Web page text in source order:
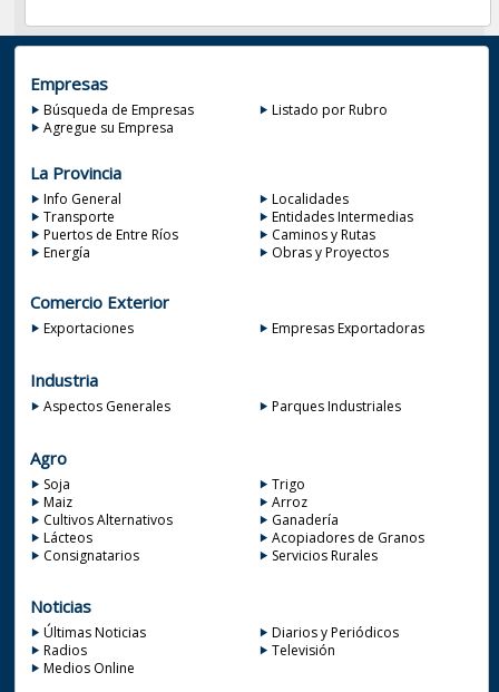
Empresas
Búsqueda de Empresas
Listado por Rubro
Agregue su Empresa
La Provincia
Info General
Localidades
Transporte
Entidades Intermedias
Puertos de Entre Ríos
Caminos y Rutas
Energía
Obras y Proyectos
Comercio Exterior
Exportaciones Empresas Exportadoras
Industria
Aspectos Generales Parques Industriales
Agro
Soja
Trigo
Maiz
Arroz
Cultivos Alternativos
Ganadería
Lácteos
Acopiadores de Granos
Consignatarios
Servicios Rurales
Noticias
Últimas Noticias
Diarios y Periódicos
Radios
Televisión
Medios Online